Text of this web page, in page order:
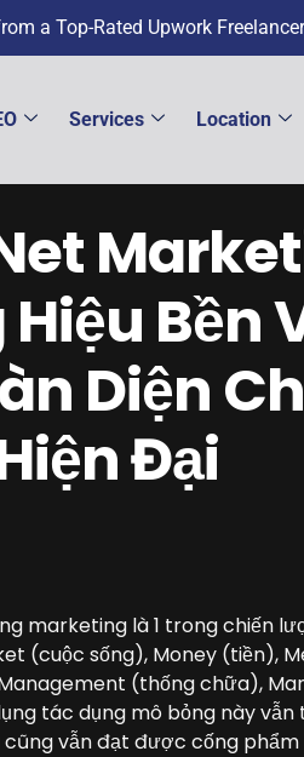
a Top-Rated Upwork Freelancer
Services Location
Bền
Diện
Đại
marketing là 1 trong chiến
(cuộc sống), Money (tiền),
(thống chữa),
tác dụng mô bỏng này
cũng vẫn đạt được cống